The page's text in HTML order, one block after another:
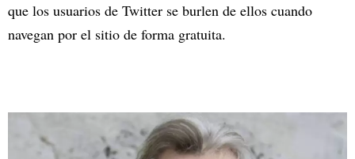
que los usuarios de Twitter se burlen de ellos cuando
navegan por el sitio de forma gratuita.